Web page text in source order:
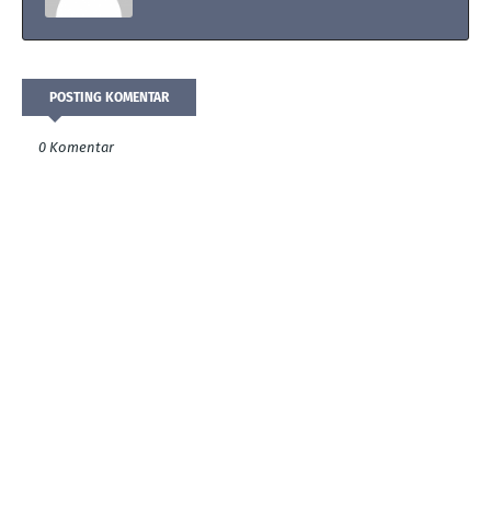
POSTING KOMENTAR
0 Komentar